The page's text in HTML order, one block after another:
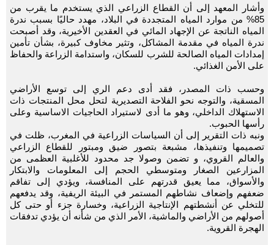
وأشار المعهد إلى أن القطاع الزراعي الذي يستخدم ما يقرب من
85% من موارد المياه المتجددة في البلاد، مهدد حاليًا بسبب ندرة
المياه الناتجة عن الإجهاد المائي في العقدين الأخيرية، وقد أصبحت
ندرة المياه في مقدمة المشاكل، وتثير مخاوف كبيرة، بشأن تأمين
إمدادات المياه الصالحة للشرب للسكان، واستدامة الزراعة والحفاظ
على الأمن الغذائي.
وحسب ذات المصدر، فقد أدى دعم الري إلى توسع الأراضي
المسقية، والتوجه نحو الفلاحة التصديرية لتحل محل المنتجات ذات
الاستهلاك الداخلي، وهو ما أدى لاستيراد الحاجيات الاساسية وعلى
رأسها الحبوب.
ونبه ذات التقرير إلى أن السياسات الزراعية في المغرب، ظلت في
تصميمها وتنفيذها، مشبعة بتصور ضيق ومبتور للقطاع الزراعي
والعالم القروي، و تضمن وصولا جد محدود للأغلبية العظمى من
المزارعين الصغار ومتوسطي الحجم إلى المعلومات والابتكار
والأسواق، مما يعيق قدرتهم على المنافسة، ويؤدي إلى تفاقم
ضعفهم وإضعاف نشاطهم المستمر في البيئة الريفية، وقد يدفعهم
للتخلي عن أنشطتهم الإنتاجية الزراعية، وخسارة جزء أو حتى كل
أصولهم من الأراضي والماشية، الأمر الذي من شأنه أن يؤدي تدفقات
الهجرة القروية.